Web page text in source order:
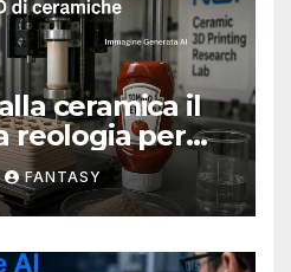
ceramica il
reologia per
la
FANTASY